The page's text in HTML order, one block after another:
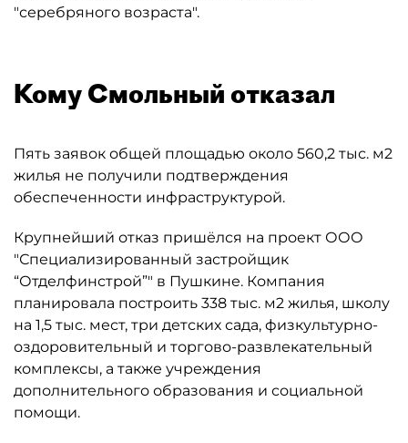
"серебряного возраста".
Кому Смольный отказал
Пять заявок общей площадью около 560,2 тыс. м2
жилья не получили подтверждения
обеспеченности инфраструктурой.
Крупнейший отказ пришёлся на проект ООО
"Специализированный застройщик
“Отделфинстрой”" в Пушкине. Компания
планировала построить 338 тыс. м2 жилья, школу
на 1,5 тыс. мест, три детских сада, физкультурно-
оздоровительный и торгово-развлекательный
комплексы, а также учреждения
дополнительного образования и социальной
помощи.